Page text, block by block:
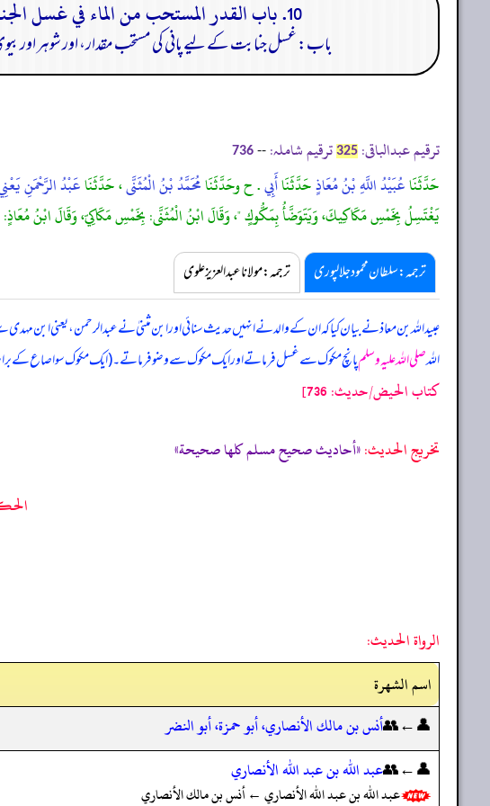
10. باب القدر المستحب من الماء في غسل الجنابة وغسل الرجل والمراة في إناء واحد في حالة واحدة وغسل احدهما بفضل الآخر:
باب: غسل جنابت کے لیے پانی کی مستحب مقدار، اور شوہر اور
ترقیم عبدالباقی: 325 ترقیم شاملہ: --
736
حَدَّثَنَاعُبَيْدُ اللَّهِ بْنُ مُعَاذٍحَدَّثَنَاأَبِي. ح وحَدَّثَنَامُحَمَّدُ بْنُ الْمُثَنَّى، حَدَّثَنَاعَبْدُ الرَّحْمَنِ
يَغْتَسِلُ بِخَمْسِ مَكَاكِيكَ، وَيَتَوَضَّأُ بِمَكُّوكٍ "، وَقَالَ ابْنُ الْمُثَنَّى: بِخَمْسِ مَكَاكِيّ، وَقَالَ ابْنُ
ترجمہ:سلطان محمود جلالپوری ترجمہ:مولانا عبدالعزیز علوی
عبید اللہ بن معاذ نے بیان کیا کہ ان کے والد نے انہیں حدیث سنائی اور ابن مثنیٰ نے عبدالرحمن، یعنی
اللہصلی اللہ علیہ وسلمپانچ مکوک سے غسل فرماتے اور ایک مکوک سے وضو فرماتے۔ (ایک مکوک سوا صاع کے برابر
كتاب الحيض/حدیث: 736]
تخریج الحدیث:«أحاديث صحيح مسلم كلها صحيحة»
الرواة الحديث:
اسم الشهرة
👤←👥أنس بن مالك الأنصاري، أبو حمزة، أبو النضر
👤←👥عبد الله بن عبد الله الأنصاري
عبد الله بن عبد الله الأنصاري ← أنس بن مالك الأنصاري